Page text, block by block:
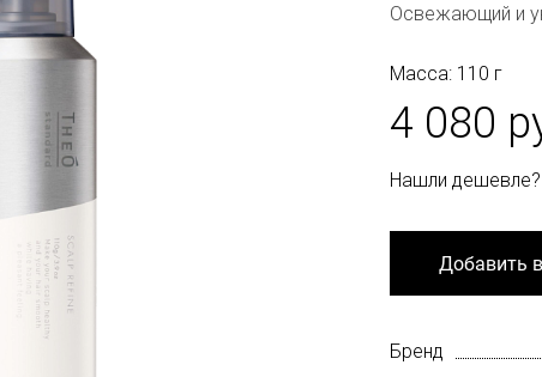
Освежающий и
Масса: 110 г
4 080
Нашли дешевле?
Добавить
Бренд